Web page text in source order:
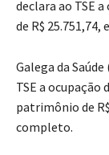
declara ao TSE
de R$
Galega da
TSE a
patrimônio de
completo.